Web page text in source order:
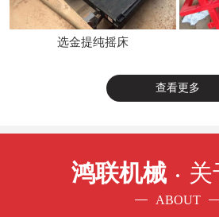
选金提纯摇床
查看更多
鸿联机械 关
ABOUT